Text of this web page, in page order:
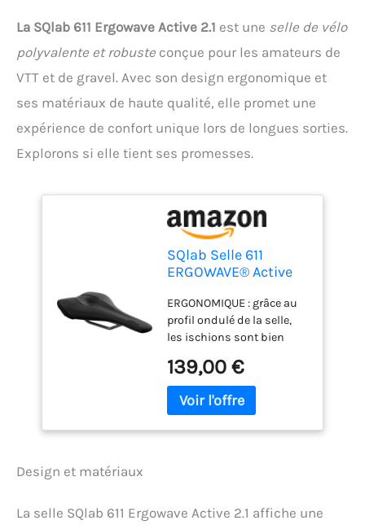
La SQlab 611 Ergowave Active 2.1 est une selle de vélo
polyvalente et robuste conçue pour les amateurs de
VTT et de gravel. Avec son design ergonomique et
ses matériaux de haute qualité, elle promet une
expérience de confort unique lors de longues sorties.
Explorons si elle tient ses promesses.
SQlab Selle 611
ERGOWAVE® Active
Ergonomique, Selle
de vélo pour Femmes
et Hommes, Unisexe,
en Noir
ERGONOMIQUE : grâce au
profil ondulé de la selle,
les ischions sont bien
sur les zones sensibles
est réduite, ce qui est idéal
pour une position allongée
ischions, tout en
139,00 €
Design et matériaux
La selle SQlab 611 Ergowave Active 2.1 affiche une